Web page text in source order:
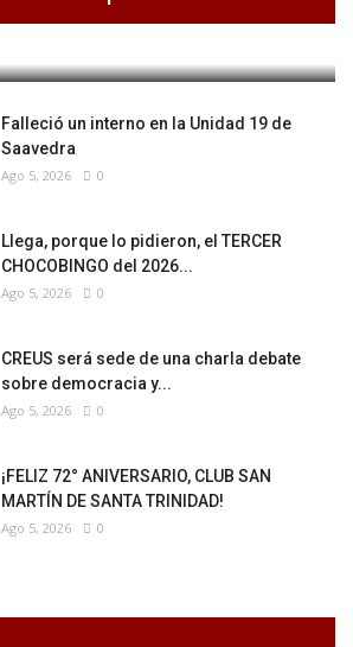
Falleció un interno en la Unidad 19 de
Saavedra
Ago 5, 2026 0
Llega, porque lo pidieron, el TERCER
CHOCOBINGO del 2026...
Ago 5, 2026 0
CREUS será sede de una charla debate
sobre democracia y...
Ago 5, 2026 0
¡FELIZ 72° ANIVERSARIO, CLUB SAN
MARTÍN DE SANTA TRINIDAD!
Ago 5, 2026 0